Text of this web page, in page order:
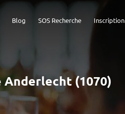
Inscription
SOS Recherche
Blog
(1070)